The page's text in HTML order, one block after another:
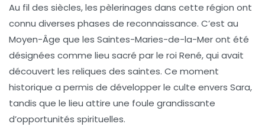
Au fil des siècles, les pèlerinages dans cette région ont
connu diverses phases de reconnaissance. C’est au
Moyen-Âge que les Saintes-Maries-de-la-Mer ont été
désignées comme lieu sacré par le roi René, qui avait
découvert les reliques des saintes. Ce moment
historique a permis de développer le culte envers Sara,
tandis que le lieu attire une foule grandissante
d’opportunités spirituelles.